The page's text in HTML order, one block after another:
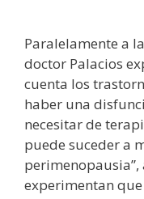
Paralelamente a
doctor Palacios
cuenta los
haber una
necesitar de
puede suceder a
perimenopausia”,
experimentan que